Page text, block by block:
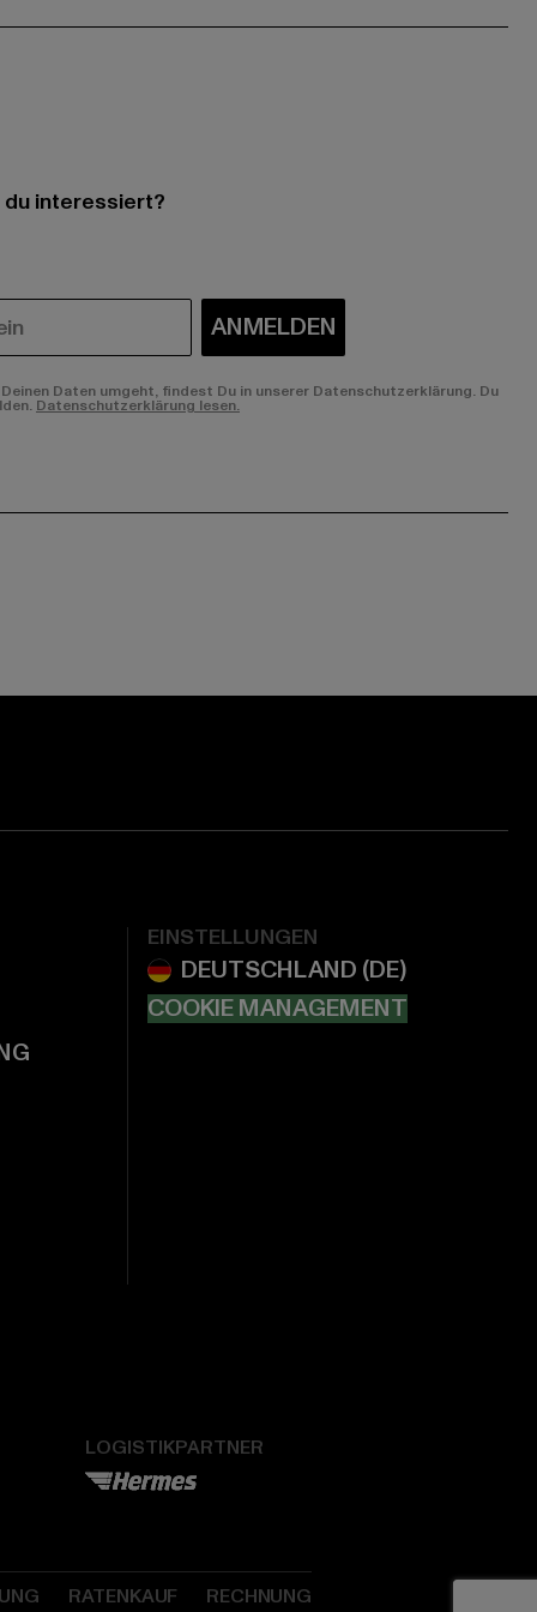
interessiert?
ANMELDEN
Daten umgeht, findest Du in unserer Datenschutzerklärung. Du
Datenschutzerklärung lesen.
EINSTELLUNGEN
COOKIE MANAGEMENT
LOGISTIKPARTNER
RATENKAUF RECHNUNG